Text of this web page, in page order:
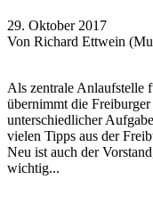
29. Oktober 2017
Von Richard Ettwein
Als zentrale Anlaufstelle
übernimmt die
unterschiedlicher
vielen Tipps aus der
Neu ist auch der
wichtig...